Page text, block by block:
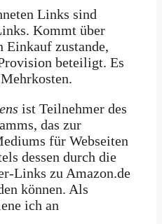
Links sind
Kommt über
Einkauf zustande,
beteiligt. Es
ist Teilnehmer des
das zur
für Webseiten
dessen durch die
Links zu Amazon.de
können. Als
ich an